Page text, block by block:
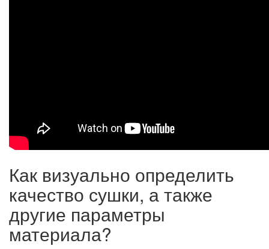
Как визуально определить
качество сушки, а также
другие параметры
материала?